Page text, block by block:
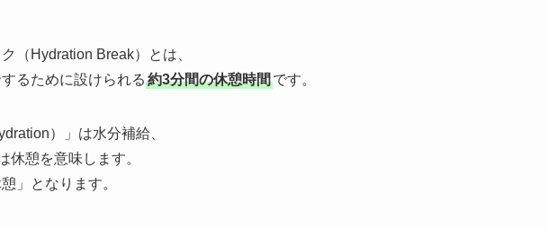
（Hydration Break）とは、
るために設けられる 約3分間の休憩時間です。
）」は水分補給、
休憩を意味します。
」となります。